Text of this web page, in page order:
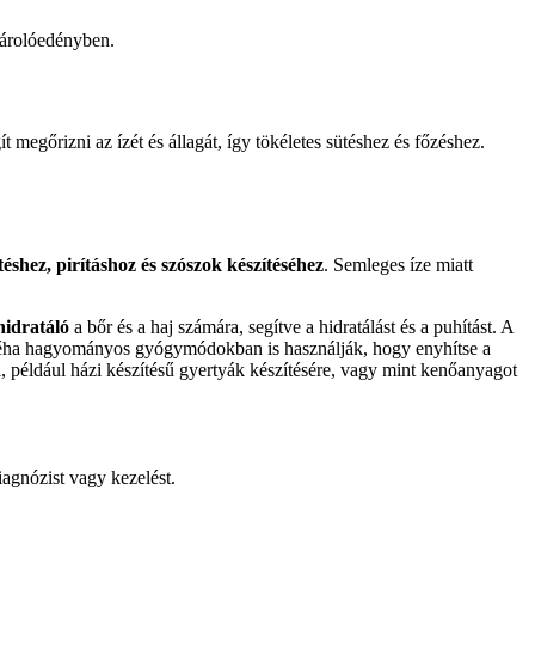
az ízét és állagát, így tökéletes sütéshez és főzéshez.
pirításhoz és szószok készítéséhez. Semleges íze miatt
a bőr és a haj számára, segítve a hidratálást és a puhítást. A
hagyományos gyógymódokban is használják, hogy enyhítse a
házi készítésű gyertyák készítésére, vagy mint kenőanyagot
vagy kezelést.